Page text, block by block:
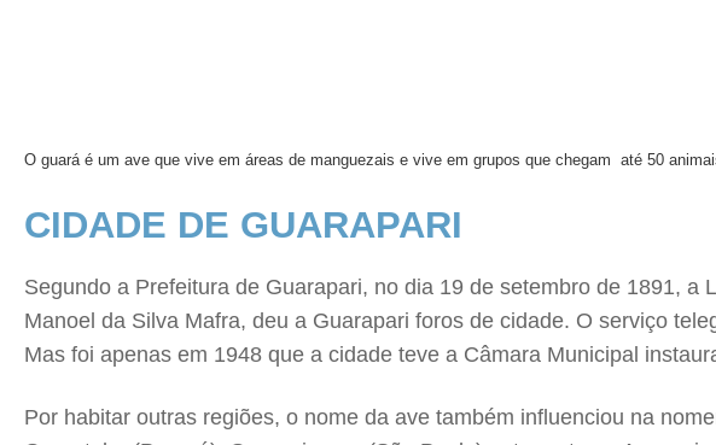
O guará é um ave que vive em áreas de manguezais e vive em grupos que chegam até 50
CIDADE DE GUARAPARI
Segundo a Prefeitura de Guarapari, no dia 19 de setembro de 1891,
Manoel da Silva Mafra, deu a Guarapari foros de cidade. O serviço
Mas foi apenas em 1948 que a cidade teve a Câmara Municipal
Por habitar outras regiões, o nome da ave também influenciou na